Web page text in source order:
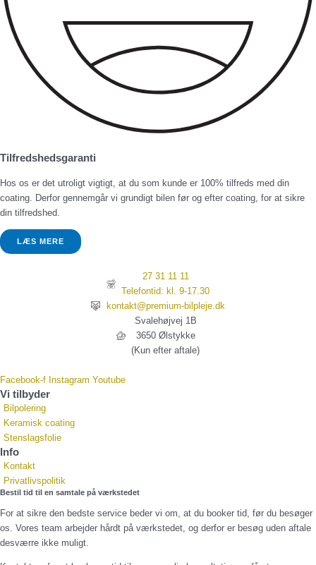
Tilfredshedsgaranti
Hos os er det utroligt vigtigt, at du som kunde er 100% tilfreds med din
coating. Derfor gennemgår vi grundigt bilen før og efter coating, for at sikre
din tilfredshed.
LÆS MERE
27 31 11 11
Telefontid: kl. 9-17.30
kontakt@premium-bilpleje.dk
Svalehøjvej 1B
3650 Ølstykke
(Kun efter aftale)
Facebook-f Instagram Youtube
Vi tilbyder
Bilpolering
Keramisk coating
Stenslagsfolie
Info
Kontakt
Privatlivspolitik
Bestil tid til en samtale på værkstedet
For at sikre den bedste service beder vi om, at du booker tid, før du besøger
os. Vores team arbejder hårdt på værkstedet, og derfor er besøg uden aftale
desværre ikke muligt.